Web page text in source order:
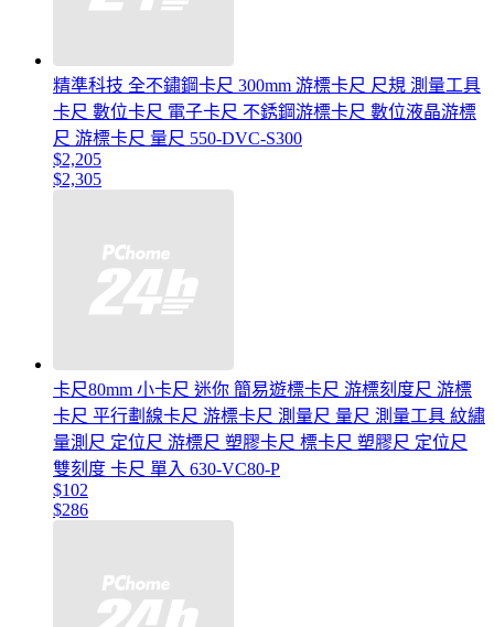
精準科技 全不鏽鋼卡尺 300mm 游標卡尺 尺規 測量工具
卡尺 數位卡尺 電子卡尺 不銹鋼游標卡尺 數位液晶游標
尺 游標卡尺 量尺 550-DVC-S300
$2,205
$2,305
卡尺80mm 小卡尺 迷你 簡易遊標卡尺 游標刻度尺 游標
卡尺 平行劃線卡尺 游標卡尺 測量尺 量尺 測量工具 紋繡
量測尺 定位尺 游標尺 塑膠卡尺 標卡尺 塑膠尺 定位尺
雙刻度 卡尺 單入 630-VC80-P
$102
$286